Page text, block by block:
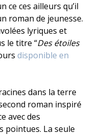
ce ces ailleurs qu’il
roman de jeunesse.
lyriques et
le titre “Des étoiles
disponible en
dans la terre
roman inspiré
avec des
pointues. La seule